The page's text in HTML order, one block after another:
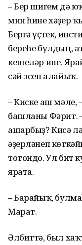
– Бер шигем дә
мин һине хәҙер
Бергә үҫтек,
береһе булдың,
кешеләр ине.
сәй эсеп алайыҡ.
– Киске аш мәле,
башланы Фәрит.
ашарбыҙ? Кисә
әҙерләнеп
тотондо. Ул бит
ярата.
– Барайыҡ,
Марат.
Әлбиттә, был